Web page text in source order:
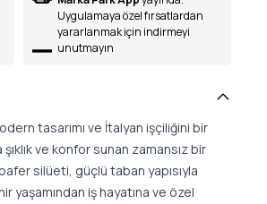
Uygulamaya özel fırsatlardan
yararlanmak için indirmeyi
unutmayın
tasarımı ve İtalyan işçiliğini bir
ve konfor sunan zamansız bir
silüeti, güçlü taban yapısıyla
yaşamından iş hayatına ve özel